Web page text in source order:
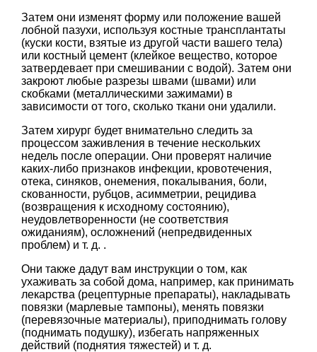
Затем они изменят форму или положение вашей
лобной пазухи, используя костные трансплантаты
(куски кости, взятые из другой части вашего тела)
или костный цемент (клейкое вещество, которое
затвердевает при смешивании с водой). Затем они
закроют любые разрезы швами (швами) или
скобками (металлическими зажимами) в
зависимости от того, сколько ткани они удалили.
Затем хирург будет внимательно следить за
процессом заживления в течение нескольких
недель после операции. Они проверят наличие
каких-либо признаков инфекции, кровотечения,
отека, синяков, онемения, покалывания, боли,
скованности, рубцов, асимметрии, рецидива
(возвращения к исходному состоянию),
неудовлетворенности (не соответствия
ожиданиям), осложнений (непредвиденных
проблем) и т. д. .
Они также дадут вам инструкции о том, как
ухаживать за собой дома, например, как принимать
лекарства (рецептурные препараты), накладывать
повязки (марлевые тампоны), менять повязки
(перевязочные материалы), приподнимать голову
(поднимать подушку), избегать напряженных
действий (поднятия тяжестей) и т. д.